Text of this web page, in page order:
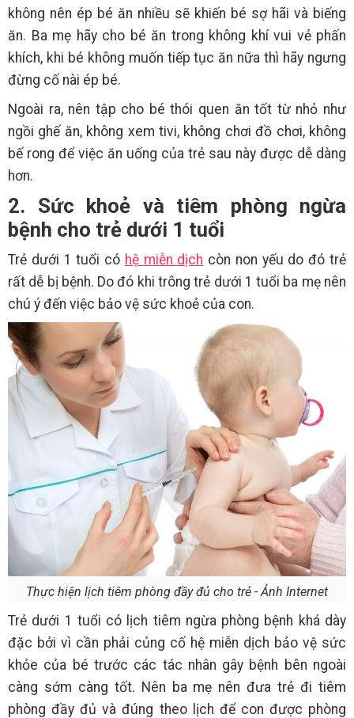
không nên ép bé ăn nhiều sẽ khiến bé sợ hãi và biếng
ăn. Ba mẹ hãy cho bé ăn trong không khí vui vẻ phấn
khích, khi bé không muốn tiếp tục ăn nữa thì hãy ngưng
đừng cố nài ép bé.
Ngoài ra, nên tập cho bé thói quen ăn tốt từ nhỏ như
ngồi ghế ăn, không xem tivi, không chơi đồ chơi, không
bế rong để việc ăn uống của trẻ sau này được dễ dàng
hơn.
2. Sức khoẻ và tiêm phòng ngừa
bệnh cho trẻ dưới 1 tuổi
Trẻ dưới 1 tuổi có hệ miễn dịch còn non yếu do đó trẻ
rất dễ bị bệnh. Do đó khi trông trẻ dưới 1 tuổi ba mẹ nên
chú ý đến việc bảo vệ sức khoẻ của con.
Thực hiện lịch tiêm phòng đầy đủ cho trẻ - Ảnh Internet
Trẻ dưới 1 tuổi có lịch tiêm ngừa phòng bệnh khá dày
đặc bởi vì cần phải củng cố hệ miễn dịch bảo vệ sức
khỏe của bé trước các tác nhân gây bệnh bên ngoài
càng sớm càng tốt. Nên ba mẹ nên đưa trẻ đi tiêm
phòng đầy đủ và đúng theo lịch để con được phòng